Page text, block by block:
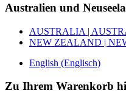
Australien und
AUSTRALIA |
NEW ZEALAND |
English (Englisch)
Zu Ihrem Warenkorb